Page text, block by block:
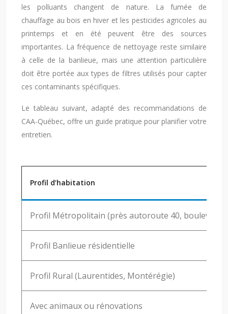
les polluants changent de nature. La fumée de
chauffage au bois en hiver et les pesticides agricoles au
printemps et en été peuvent être des sources
importantes. La fréquence de nettoyage reste similaire
à celle de la banlieue, mais une attention particulière
doit être portée aux types de filtres utilisés pour capter
ces contaminants spécifiques.
Le tableau suivant, adapté des recommandations de
CAA-Québec, offre un guide pratique pour planifier votre
entretien.
Profil d’habitation
Profil Métropolitain (près autoroute 40, boulevard
Profil Banlieue résidentielle
Profil Rural (Laurentides, Montérégie)
Avec animaux ou rénovations